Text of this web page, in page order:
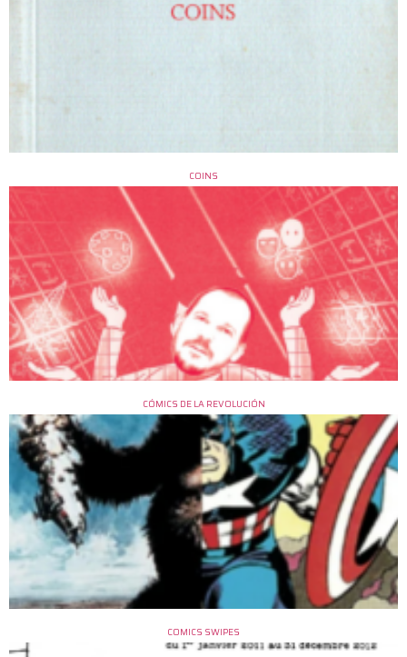
COINS
CÓMICS DE LA REVOLUCIÓN
COMICS SWIPES